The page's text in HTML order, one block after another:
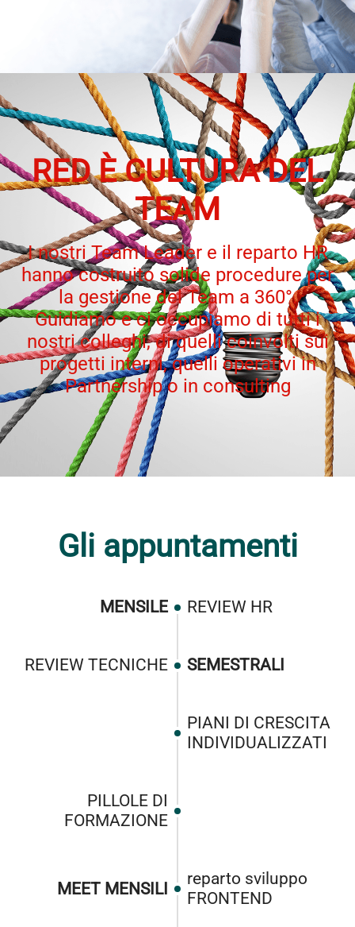
RED È CULTURA DEL
TEAM
I nostri Team Leader e il reparto HR
hanno costruito solide procedure per
la gestione del Team a 360°.
Guidiamo e ci occupiamo di tutti i
nostri colleghi, di quelli coinvolti sui
progetti interni, quelli operativi in
Partnership o in consulting
Gli appuntamenti
MENSILE REVIEW HR
REVIEW TECNICHE SEMESTRALI
PIANI DI CRESCITA
INDIVIDUALIZZATI
PILLOLE DI
FORMAZIONE
MEET MENSILI
reparto sviluppo
FRONTEND